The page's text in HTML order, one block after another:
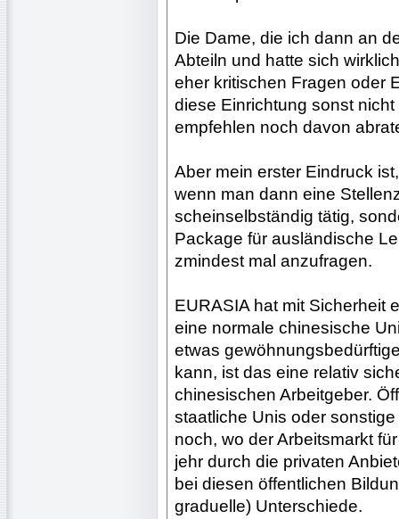
Die Dame, die ich dann an
Abteiln und hatte sich
eher kritischen Fragen oder
diese Einrichtung sonst
empfehlen noch davon
Aber mein erster Eindruck
wenn man dann eine
scheinselbständig tätig,
Package für ausländische
zmindest mal anzufragen.
EURASIA hat mit Sicherheit
eine normale chinesische
etwas
kann, ist das eine relativ
chinesischen Arbeitgeber.
staatliche Unis oder
noch, wo der Arbeitsmarkt
jehr durch die privaten
bei diesen öffentlichen
graduelle) Unterschiede.